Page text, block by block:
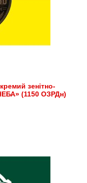
зенітно-
(1150 ОЗРДн)